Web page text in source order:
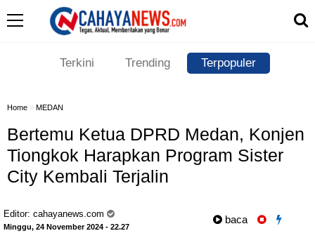
Terkini Trending Terpopuler
Home » MEDAN
Bertemu Ketua DPRD Medan, Konjen
Tiongkok Harapkan Program Sister
City Kembali Terjalin
Editor: cahayanews.com
Minggu, 24 November 2024 - 22.27
baca